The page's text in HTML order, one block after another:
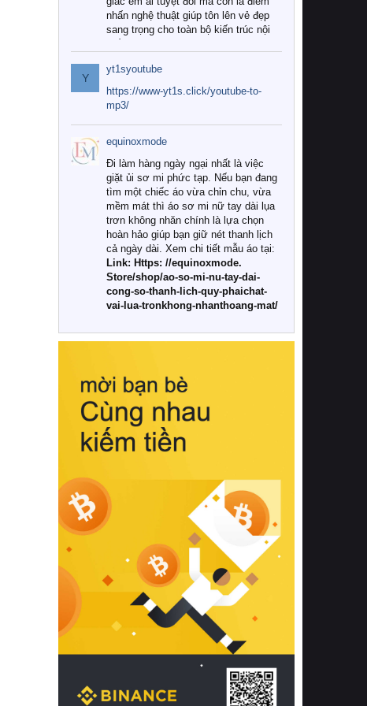
nhấn nghệ thuật giúp tôn lên vẻ đẹp
sang trọng cho toàn bộ kiến trúc nội
Tuy nhiên, giữa thị trường đa dạng
với vô vàn thương hiệu và mẫu mã
như hiện nay, làm thế nào để chọn
được những bộ chăn ga gối đệm cao
cấp thực sự chất lượng, phù hợp với
khí hậu và nhu cầu sử dụng của gia
đình? Hãy cùng chúng tôi đi tìm lời
giải đáp chi tiết qua bài viết dưới đây.
1. Tại sao các gia đình hiện đại lại ưa
chuộng chăn ga gối đệm cao cấp?
Khác với các dòng sản phẩm thông
thường, những bộ chăn ga gối đệm
cao cấp trải qua quy trình sản xuất
nghiêm ngặt từ khâu chọn lọc nguyên
liệu tự nhiên đến công nghệ dệt
nhuộm hiện đại không chứa hóa chất
này, bạn sẽ cảm nhận rõ rệt sự khác
hồi chuẩn xác của phần đệm nâng đỡ
cột sống.
Bên cạnh đó, việc lựa chọn các dòng
sản phẩm đạt chuẩn chất lượng quốc
tế còn giúp ngăn ngừa tình trạng kích
khuẩn và nấm mốc trong điều kiện
thời tiết nóng ẩm. Bạn có thể tìm hiểu
thêm các nghiên cứu khoa học về tác
động của giấc ngủ và môi trường
phòng ngủ đối với sức khỏe con
người tại Sleep Foundation (External
Link) để có cái nhìn toàn diện hơn.
2. Các tiêu chí vàng khi lựa chọn
chăn ga gối đệm cao cấp cho phòng
ngủ
Để sở hữu một bộ chăn ga gối đệm
cao cấp hoàn hảo cả về thẩm mỹ lẫn
công năng, người tiêu dùng cần cân
nhắc kỹ lưỡng các tiêu chí quan trọng
Y
yt1syoutube
https://www-yt1s.click/youtube-to-
mp3/
equinoxmode
Đi làm hàng ngày ngại nhất là việc
giặt ủi sơ mi phức tạp. Nếu bạn đang
tìm một chiếc áo vừa chỉn chu, vừa
mềm mát thì áo sơ mi nữ tay dài lụa
trơn không nhăn chính là lựa chọn
hoàn hảo giúp bạn giữ nét thanh lịch
cả ngày dài. Xem chi tiết mẫu áo tại:
Link: Https: //equinoxmode.
Store/shop/ao-so-mi-nu-tay-dai-
cong-so-thanh-lich-quy-phaichat-
vai-lua-tronkhong-nhanthoang-mat/